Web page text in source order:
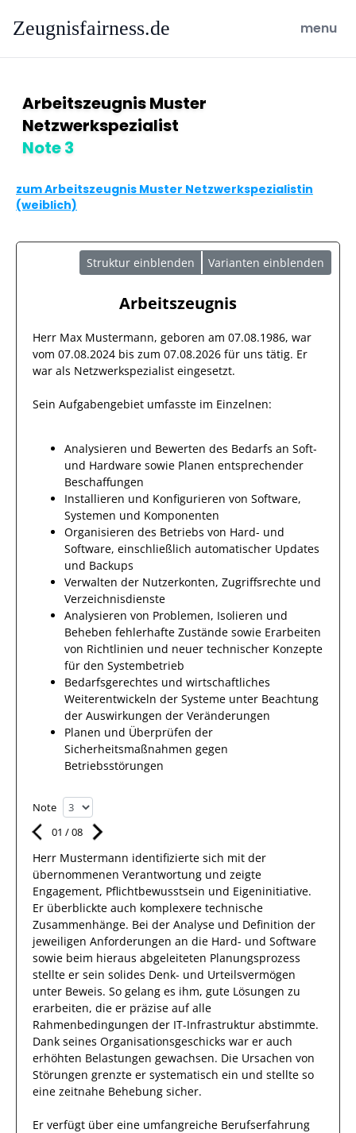
Zeugnisfairness.de open
menu
Arbeitszeugnis Muster
Netzwerkspezialist
Note 3
zum Arbeitszeugnis Muster Netzwerkspezialistin
(weiblich)
Struktur einblenden Varianten einblenden
Arbeitszeugnis
Herr Max Mustermann, geboren am 07.08.1986, war
vom 07.08.2024 bis zum 07.08.2026 für uns tätig. Er
war als Netzwerkspezialist eingesetzt.
Sein Aufgabengebiet umfasste im Einzelnen:
Analysieren und Bewerten des Bedarfs an Soft-
und Hardware sowie Planen entsprechender
Beschaffungen
Installieren und Konfigurieren von Software,
Systemen und Komponenten
Organisieren des Betriebs von Hard- und
Software, einschließlich automatischer Updates
und Backups
Verwalten der Nutzerkonten, Zugriffsrechte und
Verzeichnisdienste
Analysieren von Problemen, Isolieren und
Beheben fehlerhafte Zustände sowie Erarbeiten
von Richtlinien und neuer technischer Konzepte
für den Systembetrieb
Bedarfsgerechtes und wirtschaftliches
Weiterentwickeln der Systeme unter Beachtung
der Auswirkungen der Veränderungen
Planen und Überprüfen der
Sicherheitsmaßnahmen gegen
Betriebsstörungen
Note
01 /08
Herr Mustermann identifizierte sich mit der
übernommenen Verantwortung und zeigte
Engagement, Pflichtbewusstsein und Eigeninitiative.
Er überblickte auch komplexere technische
Zusammenhänge. Bei der Analyse und Definition der
jeweiligen Anforderungen an die Hard- und Software
sowie beim hieraus abgeleiteten Planungsprozess
stellte er sein solides Denk- und Urteilsvermögen
unter Beweis. So gelang es ihm, gute Lösungen zu
erarbeiten, die er präzise auf alle
Rahmenbedingungen der IT-Infrastruktur abstimmte.
Dank seines Organisationsgeschicks war er auch
erhöhten Belastungen gewachsen. Die Ursachen von
Störungen grenzte er systematisch ein und stellte so
eine zeitnahe Behebung sicher.
Er verfügt über eine umfangreiche Berufserfahrung